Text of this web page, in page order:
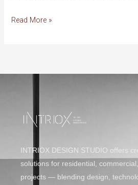
Read More »
INTRIOX DESIGN STUDIO offers
solutions for residential,
projects — blending design,